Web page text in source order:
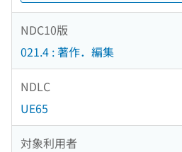
NDC10版
021.4 : 著作．編集
NDLC
UE65
対象利用者